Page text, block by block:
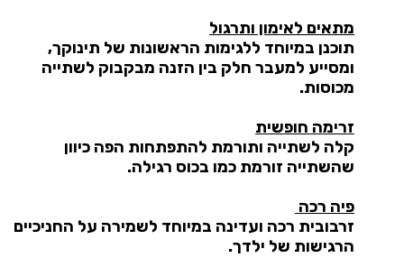
מתאים לאימון ותרגול
תוכנן במיוחד ללגימות הראשונות של תינוקך,
ומסייע למעבר חלק בין הזנה מבקבוק לשתייה
מכוסות.
זרימה חופשית
קלה לשתייה ותורמת להתפתחות הפה כיוון
שהשתייה זורמת כמו בכוס רגילה.
פיה רכה
זרבובית רכה ועדינה במיוחד לשמירה על החניכיים
הרגישות של ילדך.